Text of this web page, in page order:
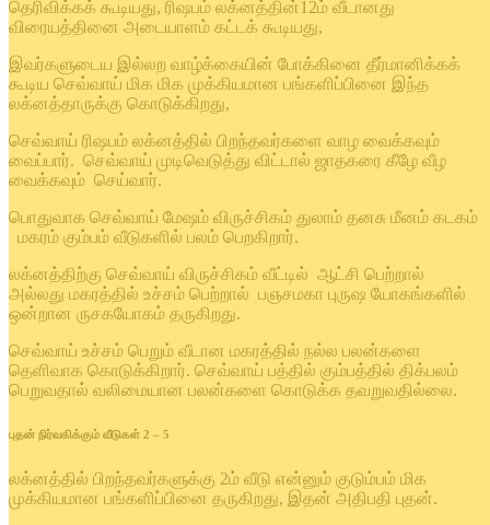
தெரிவிக்கக் கூடியது, ரிஷபம் லக்னத்தின்12ம் வீடானது
விரையத்தினை அடையாளம் கட்டக் கூடியது,
இவர்களுடைய இல்லற வாழ்க்கையின் போக்கினை தீர்மானிக்கக்
கூடிய செவ்வாய் மிக மிக முக்கியமான பங்களிப்பினை இந்த
லக்னத்தாருக்கு கொடுக்கிறது,
செவ்வாய் ரிஷபம் லக்னத்தில் பிறந்தவர்களை வாழ வைக்கவும்
வைப்பார். செவ்வாய் முடிவெடுத்து விட்டால் ஜாதகரை கீழே வீழ
வைக்கவும் செய்வார்.
பொதுவாக செவ்வாய் மேஷம் விருச்சிகம் துலாம் தனசு மீனம் கடகம்
மகரம் கும்பம் வீடுகளில் பலம் பெறகிறார்.
லக்னத்திற்கு செவ்வாய் விருச்சிகம் வீட்டில் ஆட்சி பெற்றால்
அல்லது மகரத்தில் உச்சம் பெற்றால் பஞசமகா புருஷ யோகங்களில்
ஒன்றான ருசகயோகம் தருகிறது.
செவ்வாய் உச்சம் பெறும் வீடான மகரத்தில் நல்ல பலன்களை
தெளிவாக கொடுக்கிறார். செவ்வாய் பத்தில் கும்பத்தில் திக்பலம்
பெறுவதால் வலிமையான பலன்களை கொடுக்க தவறுவதில்லை.
புதன் நிர்வகிக்கும் வீடுகள் 2 – 5
லக்னத்தில் பிறந்தவர்களுக்கு 2ம் வீடு என்னும் குடும்பம் மிக
முக்கியமான பங்களிப்பினை தருகிறது, இதன் அதிபதி புதன்.